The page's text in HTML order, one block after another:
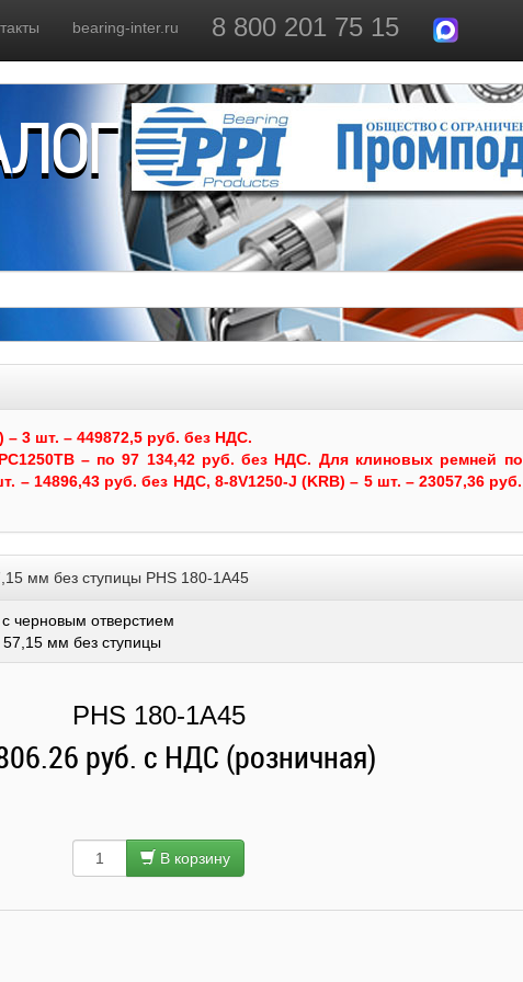
bearing-inter.ru 8 800 201 75 15
– 3 шт. – 449872,5 руб. без НДС.
– по 97 134,42 руб. без НДС. Для клиновых ремней по
– 14896,43 руб. без НДС, 8-8V1250-J (KRB) – 5 шт. – 23057,36 руб.
мм без ступицы PHS 180-1A45
черновым отверстием
мм без ступицы
PHS 180-1A45
руб. с НДС (розничная)
В корзину